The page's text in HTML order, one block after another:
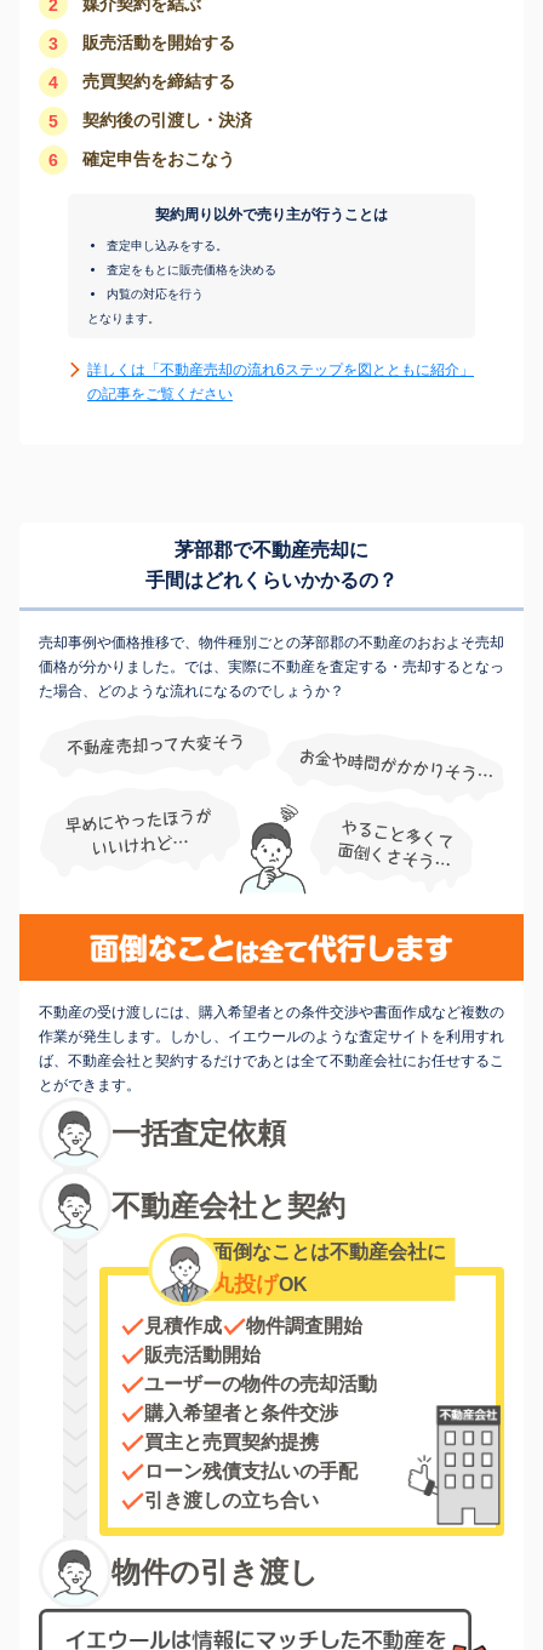
2
3 販売活動を開始する
4 売買契約を締結する
5 契約後の引渡し・決済
6 確定申告をおこなう
契約周り以外で売り主が行うことは
査定申し込みをする。
査定をもとに販売価格を決める
内覧の対応を行う
となります。
詳しくは「不動産売却の流れ6ステップを図とともに紹介」
の記事をご覧ください
茅部郡で不動産売却に
手間はどれくらいかかるの？
売却事例や価格推移で、物件種別ごとの茅部郡の不動産のおおよそ売却
価格が分かりました。では、実際に不動産を査定する・売却するとなっ
た場合、どのような流れになるのでしょうか？
不動産の受け渡しには、購入希望者との条件交渉や書面作成など複数の
作業が発生します。しかし、イエウールのような査定サイトを利用すれ
ば、不動産会社と契約するだけであとは全て不動産会社にお任せするこ
とができます。
一括査定依頼
不動産会社と契約
面倒なことは不動産会社に
丸投げOK
見積作成
物件調査開始
販売活動開始
ユーザーの物件の売却活動
購入希望者と条件交渉
買主と売買契約提携
ローン残債支払いの手配
引き渡しの立ち合い
物件の引き渡し